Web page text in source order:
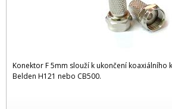
Konektor F 5mm slouží k ukončení koaxiálního
Belden H121 nebo CB500.